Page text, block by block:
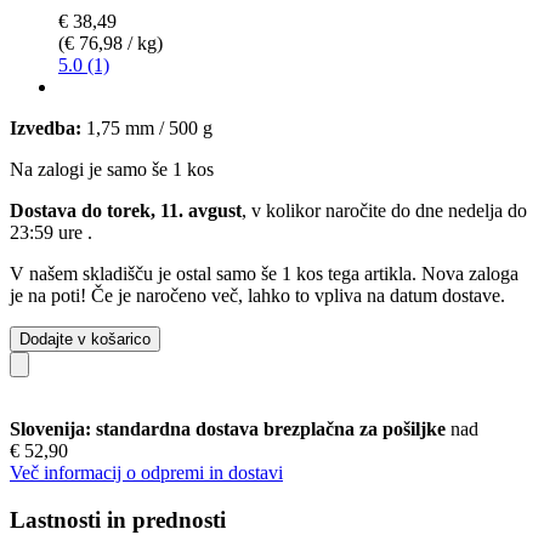
€ 38,49
(€ 76,98 / kg)
5.0 (1)
Izvedba: 1,75 mm / 500 g
Na zalogi je samo še 1 kos
Dostava do torek, 11. avgust, v kolikor naročite do dne nedelja do
23:59 ure .
V našem skladišču je ostal samo še 1 kos tega artikla. Nova zaloga
je na poti! Če je naročeno več, lahko to vpliva na datum dostave.
Dodajte v košarico
Slovenija: standardna dostava brezplačna za pošiljke nad
€ 52,90
Več informacij o odpremi in dostavi
Lastnosti in prednosti